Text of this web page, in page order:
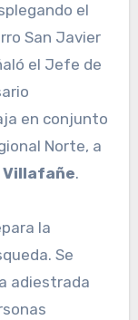
el
San Javier
el Jefe de
en conjunto
Norte, a
Villafañe.
la
Se
adiestrada